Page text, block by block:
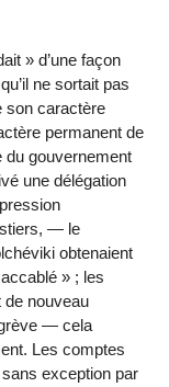
» d’une façon
ne sortait pas
son caractère
permanent de
du gouvernement
une délégation
— le
obtenaient
» ; les
nouveau
— cela
Les comptes
exception par